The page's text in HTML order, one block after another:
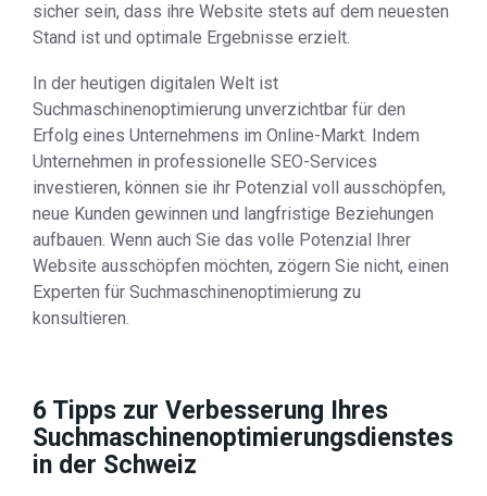
sicher sein, dass ihre Website stets auf dem neuesten
Stand ist und optimale Ergebnisse erzielt.
In der heutigen digitalen Welt ist
Suchmaschinenoptimierung unverzichtbar für den
Erfolg eines Unternehmens im Online-Markt. Indem
Unternehmen in professionelle SEO-Services
investieren, können sie ihr Potenzial voll ausschöpfen,
neue Kunden gewinnen und langfristige Beziehungen
aufbauen. Wenn auch Sie das volle Potenzial Ihrer
Website ausschöpfen möchten, zögern Sie nicht, einen
Experten für Suchmaschinenoptimierung zu
konsultieren.
6 Tipps zur Verbesserung Ihres
Suchmaschinenoptimierungsdienstes
in der Schweiz